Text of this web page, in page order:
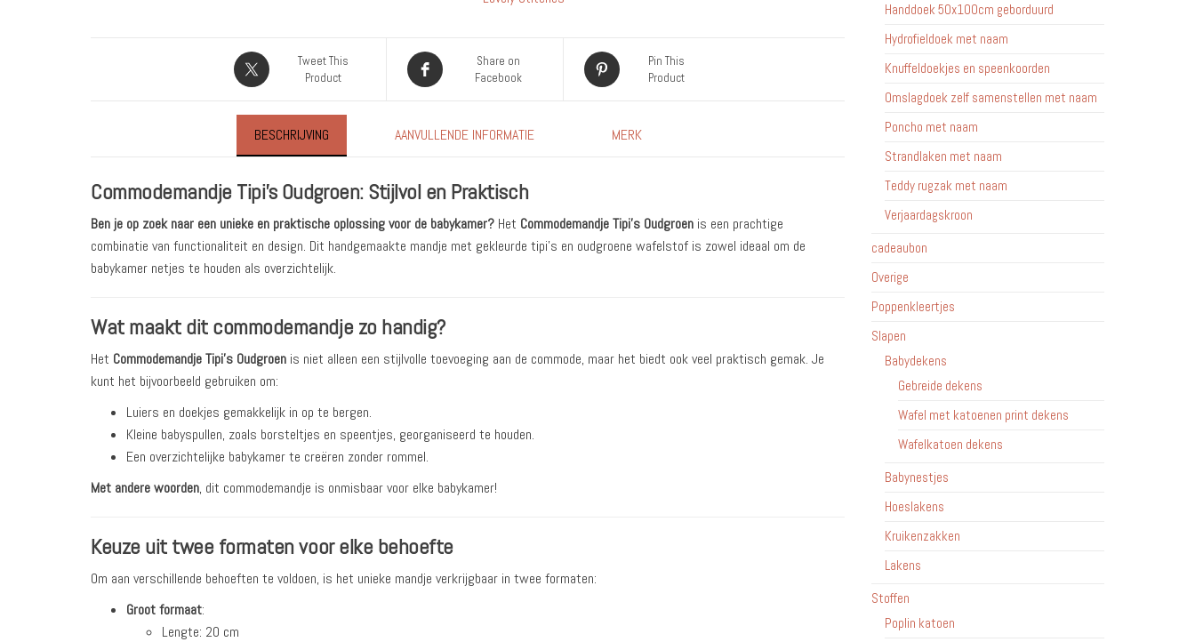
Tweet This
Product
Share on
Facebook
Pin This
Product
BESCHRIJVING AANVULLENDE INFORMATIE MERK
Commodemandje Tipi’s Oudgroen: Stijlvol en Praktisch
Ben je op zoek naar een unieke en praktische oplossing voor de babykamer? Het Commodemandje Tipi’s Oudgroen is een prachtige
combinatie van functionaliteit en design. Dit handgemaakte mandje met gekleurde tipi’s en oudgroene wafelstof is zowel ideaal om de
babykamer netjes te houden als overzichtelijk.
Wat maakt dit commodemandje zo handig?
Het Commodemandje Tipi’s Oudgroen is niet alleen een stijlvolle toevoeging aan de commode, maar het biedt ook veel praktisch gemak. Je
kunt het bijvoorbeeld gebruiken om:
Luiers en doekjes gemakkelijk in op te bergen.
Kleine babyspullen, zoals borsteltjes en speentjes, georganiseerd te houden.
Een overzichtelijke babykamer te creëren zonder rommel.
Met andere woorden, dit commodemandje is onmisbaar voor elke babykamer!
Keuze uit twee formaten voor elke behoefte
Om aan verschillende behoeften te voldoen, is het unieke mandje verkrijgbaar in twee formaten:
Groot formaat:
Lengte: 20 cm
Handdoek 50x100cm geborduurd
Hydrofieldoek met naam
Knuffeldoekjes en speenkoorden
Omslagdoek zelf samenstellen met naam
Poncho met naam
Strandlaken met naam
Teddy rugzak met naam
Verjaardagskroon
cadeaubon
Overige
Poppenkleertjes
Slapen
Babydekens
Gebreide dekens
Wafel met katoenen print dekens
Wafelkatoen dekens
Babynestjes
Hoeslakens
Kruikenzakken
Lakens
Stoffen
Poplin katoen